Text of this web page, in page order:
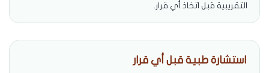
التقريبية قبل اتخاذ أي قرار.
استشارة طبية قبل أي قرار